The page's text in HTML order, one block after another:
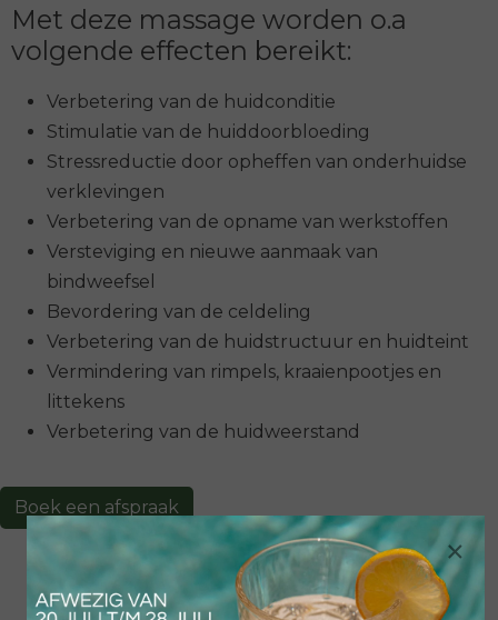
Met deze massage worden o.a
volgende effecten bereikt:
Verbetering van de huidconditie
Stimulatie van de huiddoorbloeding
Stressreductie door opheffen van onderhuidse
verklevingen
Verbetering van de opname van werkstoffen
Versteviging en nieuwe aanmaak van
bindweefsel
Bevordering van de celdeling
Verbetering van de huidstructuur en huidteint
Vermindering van rimpels, kraaienpootjes en
littekens
Verbetering van de huidweerstand
Boek een afspraak
×